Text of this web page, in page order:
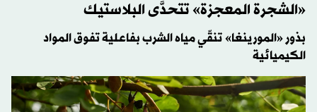
«الشجرة المعجزة» تتحدَّى البلاستيك
بذور «المورينغا» تنقّي مياه الشرب بفاعلية تفوق المواد
الكيميائية